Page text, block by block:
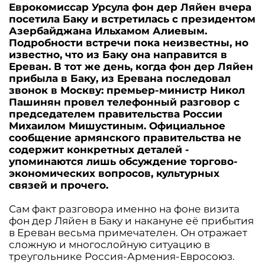
Еврокомиссар Урсула фон дер Ляйен вчера
посетила Баку и встретилась с президентом
Азербайджана Ильхамом Алиевым.
Подробности встречи пока неизвестны, но
известно, что из Баку она направится в
Ереван. В тот же день, когда фон дер Ляйен
прибыла в Баку, из Еревана последовал
звонок в Москву: премьер-министр Никол
Пашинян провел телефонный разговор с
председателем правительства России
Михаилом Мишустиным. Официальное
сообщение армянского правительства не
содержит конкретных деталей -
упоминаются лишь обсуждение торгово-
экономических вопросов, культурных
связей и прочего.
Сам факт разговора именно на фоне визита
фон дер Ляйен в Баку и накануне её прибытия
в Ереван весьма примечателен. Он отражает
сложную и многослойную ситуацию в
треугольнике Россия-Армения-Евросоюз.